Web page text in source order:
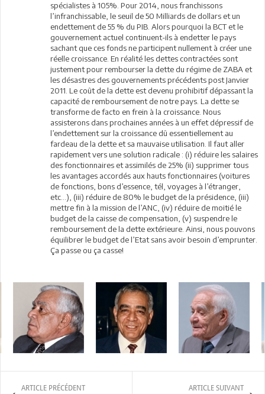
spécialistes à 105%. Pour 2014, nous franchissons
l’infranchissable, le seuil de 50 Milliards de dollars et un
endettement de 55 % du PIB. Alors pourquoi la BCT et le
gouvernement actuel continuent-ils à endetter le pays
sachant que ces fonds ne participent nullement à créer une
réelle croissance. En réalité les dettes contractées sont
justement pour rembourser la dette du régime de ZABA et
les désastres des gouvernements précédents post Janvier
2011. Le coût de la dette est devenu prohibitif dépassant la
capacité de remboursement de notre pays. La dette se
transforme de facto en frein à la croissance. Nous
assisterons dans prochaines années à un effet dépressif de
l’endettement sur la croissance dû essentiellement au
fardeau de la dette et sa mauvaise utilisation. Il faut aller
rapidement vers une solution radicale : (i) réduire les salaires
des fonctionnaires et assimilés de 25% (ii) supprimer tous
les avantages accordés aux hauts fonctionnaires (voitures
de fonctions, bons d’essence, tél, voyages à l’étranger,
etc…), (iii) réduire de 80% le budget de la présidence, (iii)
mettre fin à la mission de l’ANC, (iv) réduire de moitié le
budget de la caisse de compensation, (v) suspendre le
remboursement de la dette extérieure. Ainsi, nous pouvons
équilibrer le budget de l’Etat sans avoir besoin d’emprunter.
Ça passe ou ça casse!
ARTICLE PRÉCÉDENT ARTICLE SUIVANT